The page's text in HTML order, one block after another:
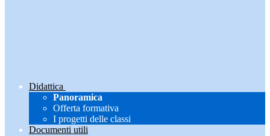
Didattica
Panoramica
Offerta formativa
I progetti delle classi
Documenti utili